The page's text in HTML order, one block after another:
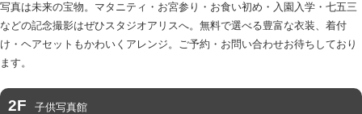
写真は未来の宝物。マタニティ・お宮参り・お食い初め・入園入学・七五三
などの記念撮影はぜひスタジオアリスへ。無料で選べる豊富な衣装、着付
け・ヘアセットもかわいくアレンジ。ご予約・お問い合わせお待ちしており
ます。
子供写真館